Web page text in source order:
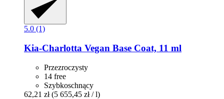
5.0 (1)
Kia-Charlotta Vegan Base Coat, 11 ml
Przezroczysty
14 free
Szybkoschnący
62,21 zł (5 655,45 zł / l)